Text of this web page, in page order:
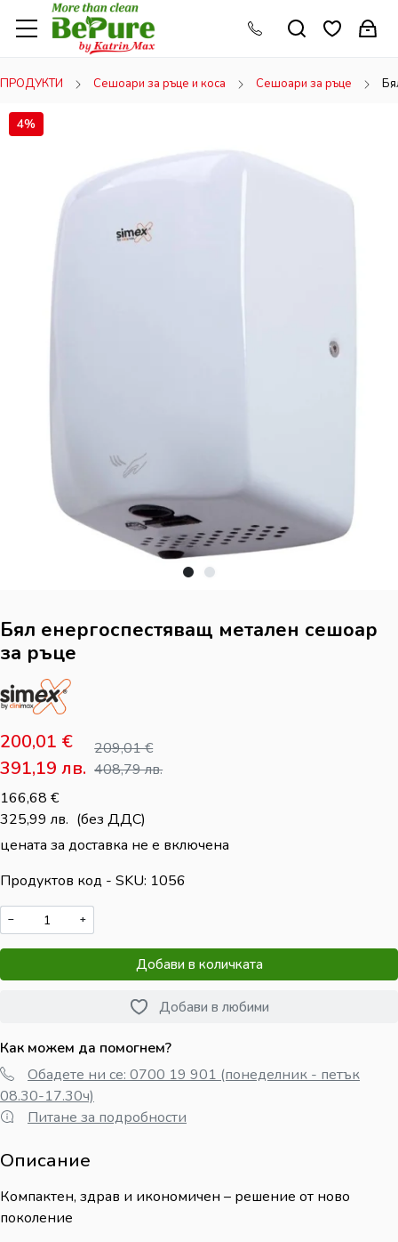
ПРОДУКТИ Сешоари за ръце и коса Сешоари за ръце
4%
Бял енергоспестяващ метален сешоар
за ръце
200,01 €
391,19 лв.
209,01€
408,79лв.
166,68 €
325,99 лв. (без ДДС)
цената за доставка не е включена
Продуктов код - SKU 1056
− +
Добави в количката
Добави в любими
Как можем да помогнем?
Обадете ни се: 0700 19 901 (понеделник - петък
08.30-17.30ч)
Питане за подробности
Описание
Компактен, здрав и икономичен – решение от ново
поколение